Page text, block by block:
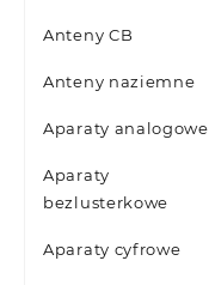
Anteny CB
Anteny naziemne
Aparaty analogowe
Aparaty
bezlusterkowe
Aparaty cyfrowe